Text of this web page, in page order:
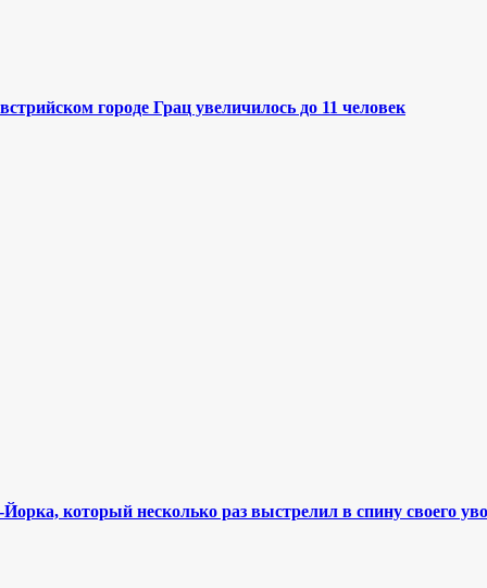
городе Грац увеличилось до 11 человек
который несколько раз выстрелил в спину своего